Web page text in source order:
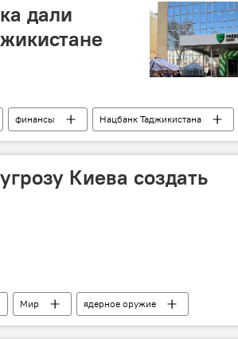
дали
финансы
Нацбанк Таджикистана
Киева создать
Мир
ядерное оружие